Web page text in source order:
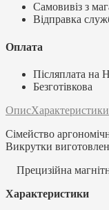
Самовивіз з
Відправка
Оплата
Післяплата на
Безготівкова
ОписХарактеристики
Сімейство
Викрутки
Прецизійна
Характеристики